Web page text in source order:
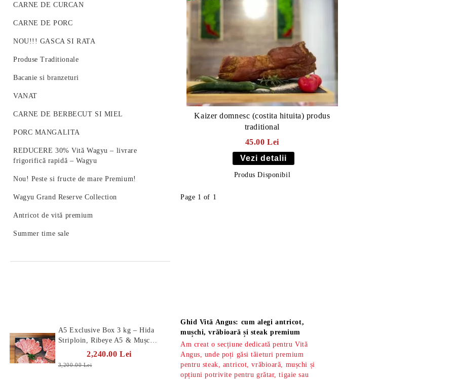
VITA ROMANEASCA
VITA WAGYU
Vită Angus Premium
CARNE DE CURCAN
CARNE DE PORC
NOU!!! GASCA SI RATA
Produse Traditionale
Bacanie si branzeturi
VANAT
CARNE DE BERBECUT SI MIEL
PORC MANGALITA
REDUCERE 30% Vită Wagyu – livrare
frigorifică rapidă – Wagyu
Nou! Peste si fructe de mare Premium!
Wagyu Grand Reserve Collection
Antricot de vită premium
Summer time sale
Kaizer domnesc (costita hituita) produs
traditional
45.00 Lei
Vezi detalii
Produs Disponibil
Page 1 of 1
A5 Exclusive Box 3 kg – Hida
Striploin, Ribeye A5 & Mușchi
2,240.00 Lei
3,200.00 Lei
Ghid Vită Angus: cum alegi antricot,
mușchi, vrăbioară și steak premium
Am creat o secțiune dedicată pentru Vită
Angus, unde poți găsi tăieturi premium
pentru steak, antricot, vrăbioară, mușchi și
opțiuni potrivite pentru grătar, tigaie sau